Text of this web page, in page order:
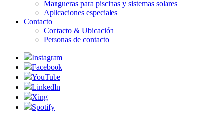
Mangueras para piscinas y sistemas solares
Aplicaciones especiales
Contacto
Contacto & Ubicación
Personas de contacto
Instagram
Facebook
YouTube
LinkedIn
Xing
Spotify